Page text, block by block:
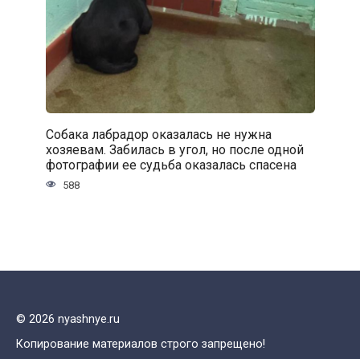
Собака лабрадор оказалась не нужна
хозяевам. Забилась в угол, но после одной
фотографии ее судьба оказалась спасена
588
© 2026 nyashnye.ru
Копирование материалов строго запрещено!